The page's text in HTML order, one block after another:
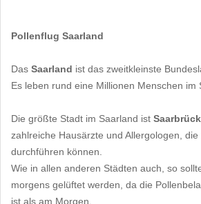
Pollenflug Saarland
Das Saarland ist das zweitkleinste
Es leben rund eine Millionen Menschen im
Die größte Stadt im Saarland ist
zahlreiche Hausärzte und Allergologen, die
durchführen können.
Wie in allen anderen Städten auch, so
morgens gelüftet werden, da die
ist als am Morgen.